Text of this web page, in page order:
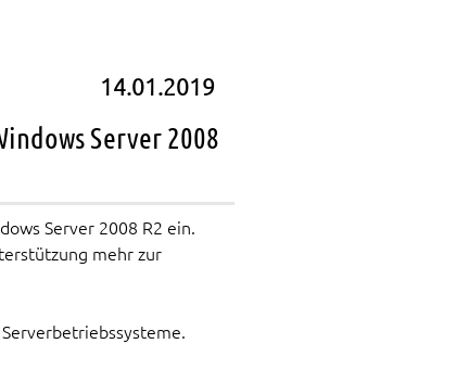
14.01.2019
Server 2008
Server 2008 R2 ein.
mehr zur